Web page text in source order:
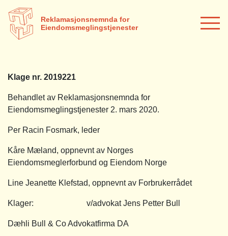
Reklamasjonsnemnda for
Eiendomsmeglingstjenester
Klage nr. 2019221
Behandlet av Reklamasjonsnemnda for
Eiendomsmeglingstjenester 2. mars 2020.
Per Racin Fosmark, leder
Kåre Mæland, oppnevnt av Norges
Eiendomsmeglerforbund og Eiendom Norge
Line Jeanette Klefstad, oppnevnt av Forbrukerrådet
Klager: v/advokat Jens Petter Bull
Dæhli Bull & Co Advokatfirma DA